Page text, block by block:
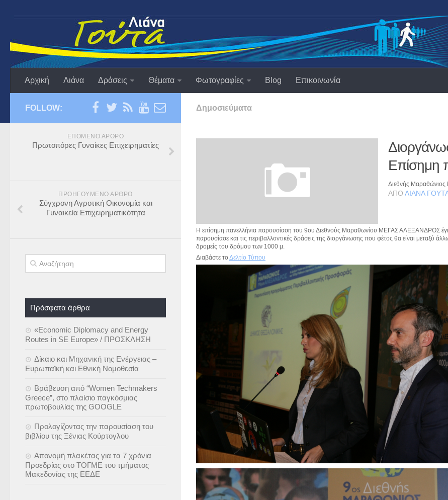
Αρχική Λιάνα Δράσεις Θέματα Φωτογραφίες Blog Επικοινωνία
Δημοσιεύματα
Επίσημη
Διεθνής
ΑΠΌ ΛΙΆΝΑ
Η επίσημη πανελλήνια παρουσίαση του 9ου Διεθνούς Μαραθωνίου ΜΕΓΑΣ ΑΛΕΞΑΝΔΡΟΣ
παρουσίασε και τις περιβαλλοντικές δράσεις της διοργάνωσης που φέτος θα είναι μεταξύ
δρομείς του δρόμου των 1000 μ.
Διαβάστε το Δελτίο Τύπου
FOLLOW:
ΕΠΌΜΕΝΟ ΆΡΘΡΟ
Πρωτοπόρες Γυναίκες Επιχειρηματίες
ΠΡΟΗΓΟΎΜΕΝΟ ΆΡΘΡΟ
Σύγχρονη Αγροτική Οικονομία και
Γυναικεία Επιχειρηματικότητα
Πρόσφατα άρθρα
«Economic Diplomacy and Energy
Routes in SE Europe» / ΠΡΟΣΚΛΗΣΗ
Δίκαιο και Μηχανική της Ενέργειας –
Ευρωπαϊκή και Εθνική Νομοθεσία
Βράβευση από “Women Techmakers
Greece”, στο πλαίσιο παγκόσμιας
πρωτοβουλίας της GOOGLE
Προλογίζοντας την παρουσίαση του
βιβλίου της Ξένιας Κούρτογλου
Απονομή πλακέτας για τα 7 χρόνια
Προεδρίας στο ΤΟΓΜΕ του τμήματος
Μακεδονίας της ΕΕΔΕ